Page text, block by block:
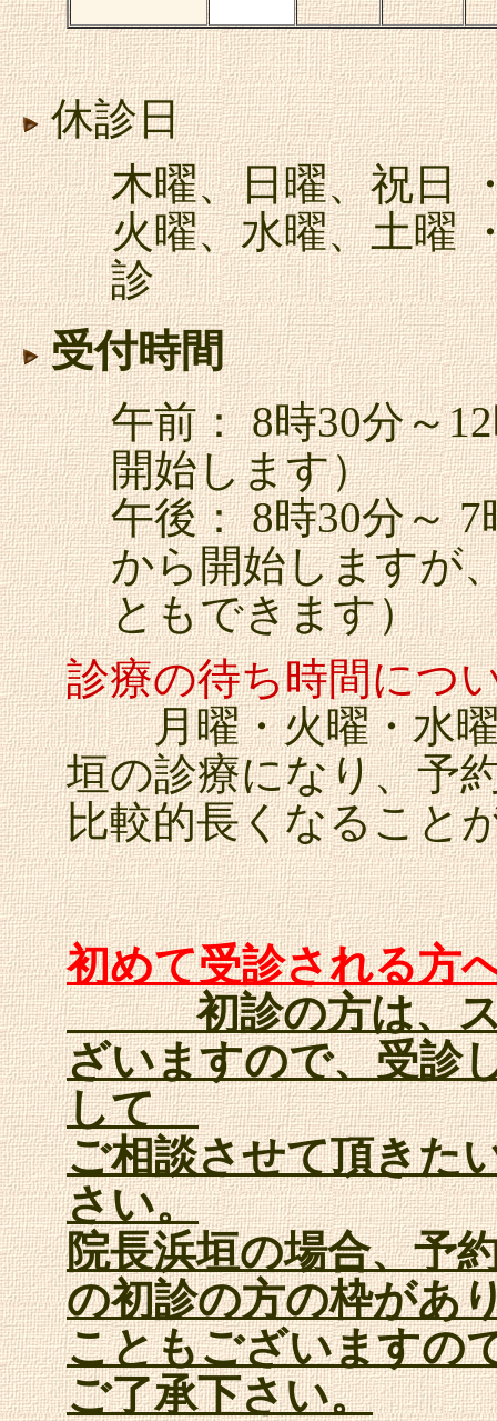
休診日
木曜、日曜、祝日
火曜、水曜、土曜
診
受付時間
午前： 8時30分～
開始します）
午後： 8時30分～
から開始しますが
ともできます）
診療の待ち時間につ
月曜・火曜・水曜
垣の診療になり、予
比較的長くなること
初めて受診される方
初診の方は、スタ
ざいますので、受診
して
ご相談させて頂きた
さい。
院長浜垣の場合、予
の初診の方の枠があ
こともございますの
ご了承下さい。